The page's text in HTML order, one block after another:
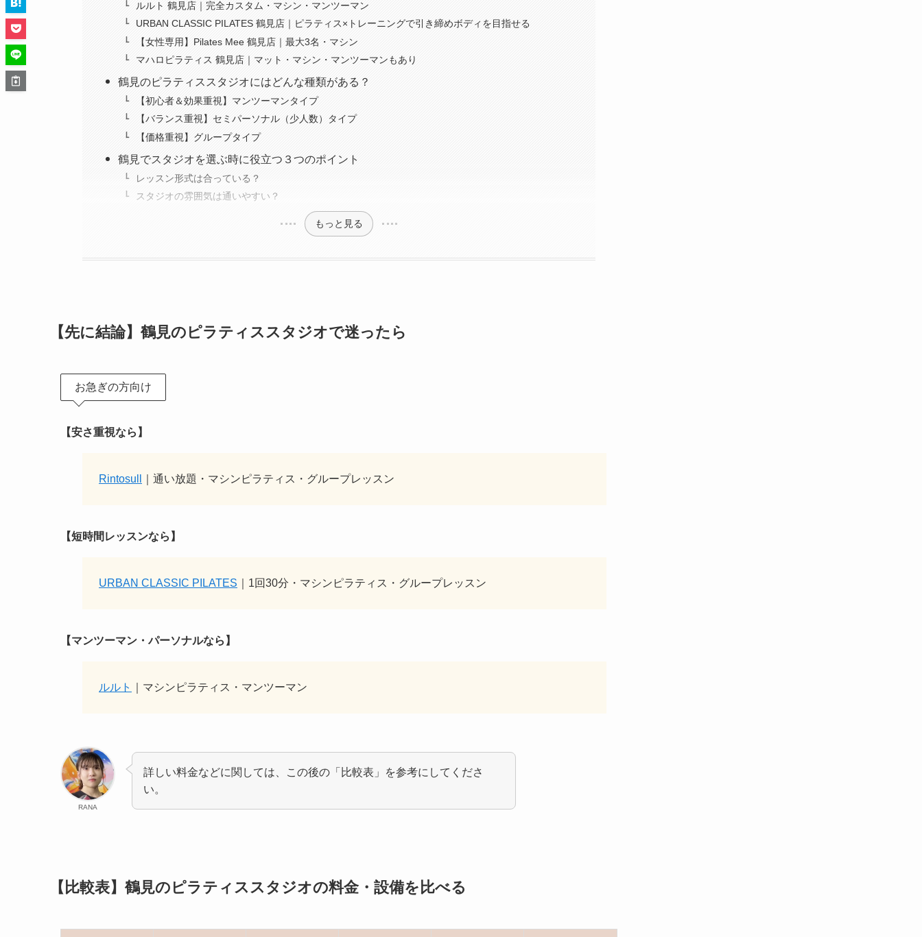
ルルト 鶴見店｜完全カスタム・マシン・マンツーマン
URBAN CLASSIC PILATES 鶴見店｜ピラティス×トレーニングで引き締めボディを目指せる
【女性専用】Pilates Mee 鶴見店｜最大3名・マシン
マハロピラティス 鶴見店｜マット・マシン・マンツーマンもあり
鶴見のピラティススタジオにはどんな種類がある？
【初心者＆効果重視】マンツーマンタイプ
【バランス重視】セミパーソナル（少人数）タイプ
【価格重視】グループタイプ
鶴見でスタジオを選ぶ時に役立つ３つのポイント
レッスン形式は合っている？
スタジオの雰囲気は通いやすい？
もっと見る
【先に結論】鶴見のピラティススタジオで迷ったら
お急ぎの方向け
【安さ重視なら】
Rintosull ｜通い放題・マシンピラティス・グループレッスン
【短時間レッスンなら】
URBAN CLASSIC PILATES ｜1回30分・マシンピラティス・グループレッスン
【マンツーマン・パーソナルなら】
ルルト ｜マシンピラティス・マンツーマン
RANA
詳しい料金などに関しては、この後の「比較表」を参考にしてくださ
い。
【比較表】鶴見のピラティススタジオの料金・設備を比べる